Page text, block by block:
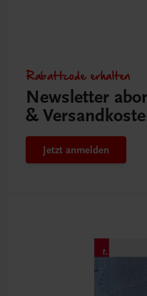
Rabattcode erhalten
Newsletter
&
Jetzt anmelden